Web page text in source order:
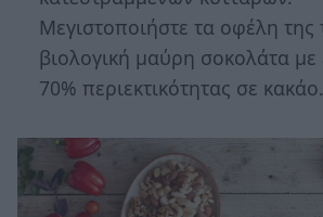
Μεγιστοποιήστε τα οφέλη της
βιολογική μαύρη σοκολάτα με
70% περιεκτικότητας σε κακάο.